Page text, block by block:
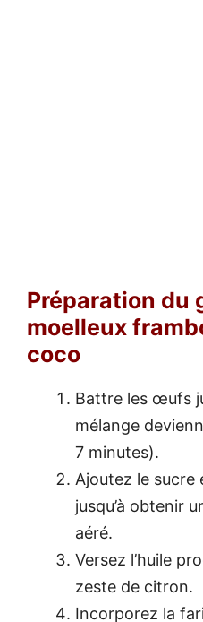
Préparation du
moelleux
coco
Battre les œufs
mélange
7 minutes).
Ajoutez le
jusqu’à obtenir
aéré.
Versez l’huile
zeste de citron.
Incorporez la